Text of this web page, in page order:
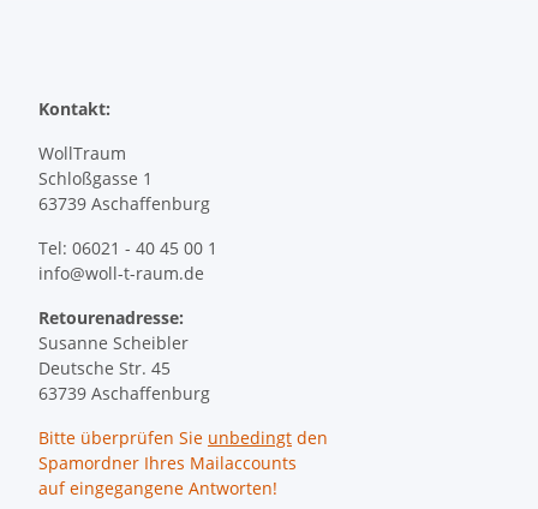
Kontakt:
WollTraum
Schloßgasse 1
63739 Aschaffenburg
Tel: 06021 - 40 45 00 1
info@woll-t-raum.de
Retourenadresse:
Susanne Scheibler
Deutsche Str. 45
63739 Aschaffenburg
Bitte überprüfen Sie unbedingt den
Spamordner Ihres Mailaccounts
auf eingegangene Antworten!